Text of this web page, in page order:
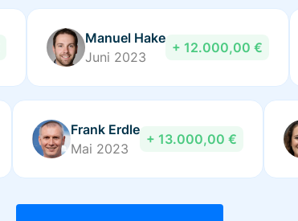
Manuel Hake
Juni 2023
+ 12.000,00 €
Frank Erdle
Mai 2023
+ 13.000,00 €